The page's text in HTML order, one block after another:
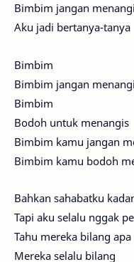
Bimbim jangan
Aku jadi bertanya-tanya
Bimbim
Bimbim jangan
Bimbim
Bodoh untuk menangis
Bimbim kamu jangan
Bimbim kamu bodoh
Bahkan sahabatku
Tapi aku selalu nggak
Tahu mereka bilang apa
Mereka selalu bilang